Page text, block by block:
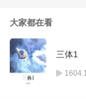
大家都在看
三体1